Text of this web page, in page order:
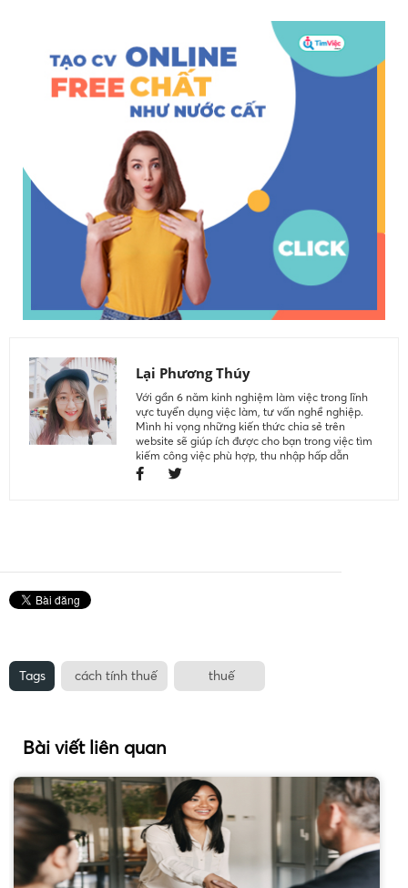
Lại Phương Thúy
Với gần 6 năm kinh nghiệm làm việc trong lĩnh
vực tuyển dụng việc làm, tư vấn nghề nghiệp.
Mình hi vọng những kiến thức chia sẻ trên
website sẽ giúp ích được cho bạn trong việc tìm
kiếm công việc phù hợp, thu nhập hấp dẫn
Tags cách tính thuế thuế
Bài viết liên quan